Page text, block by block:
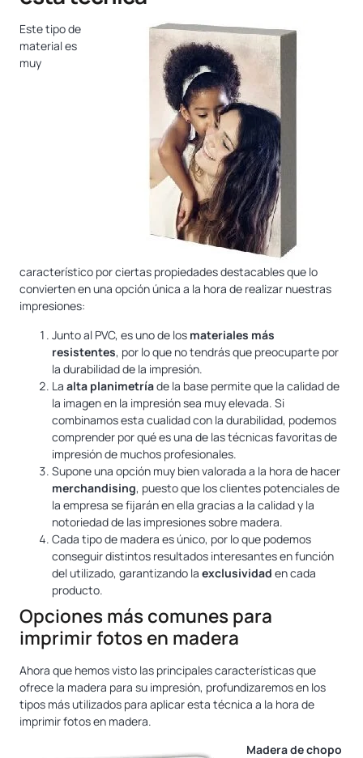
Este tipo de
material es
muy
característico por ciertas propiedades destacables que lo
convierten en una opción única a la hora de realizar nuestras
impresiones:
Junto al PVC, es uno de los materiales más
resistentes, por lo que no tendrás que preocuparte por
la durabilidad de la impresión.
La alta planimetríade la base permite que la calidad de
la imagen en la impresión sea muy elevada. Si
combinamos esta cualidad con la durabilidad, podemos
comprender por qué es una de las técnicas favoritas de
impresión de muchos profesionales.
Supone una opción muy bien valorada a la hora de hacer
merchandising, puesto que los clientes potenciales de
la empresa se fijarán en ella gracias a la calidad y la
notoriedad de las impresiones sobre madera.
Cada tipo de madera es único, por lo que podemos
conseguir distintos resultados interesantes en función
del utilizado, garantizando la exclusividad en cada
producto.
Opciones más comunes para
imprimir fotos en madera
Ahora que hemos visto las principales características que
ofrece la madera para su impresión, profundizaremos en los
tipos más utilizados para aplicar esta técnica a la hora de
imprimir fotos en madera.
Madera de chopo